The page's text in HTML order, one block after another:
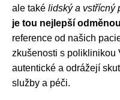
ale také lidský a vstřícný
je tou nejlepší
reference od našich
zkušenosti s poliklinikou
autentické a odrážejí
služby a péči.